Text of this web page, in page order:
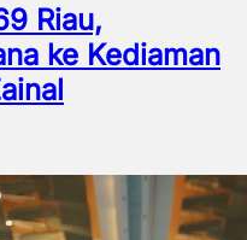
Riau,
ke Kediaman